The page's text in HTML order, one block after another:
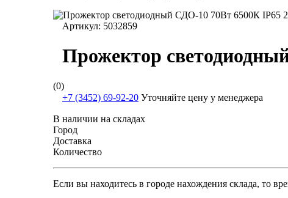
Артикул: 5032859
Прожектор
(0)
+7 (3452) 69-92-20 Уточняйте цену у менеджера
В наличии на складах
Город
Доставка
Количество
Если вы находитесь в городе нахождения склада, то